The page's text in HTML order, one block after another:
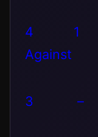
4 1
Against
3 –